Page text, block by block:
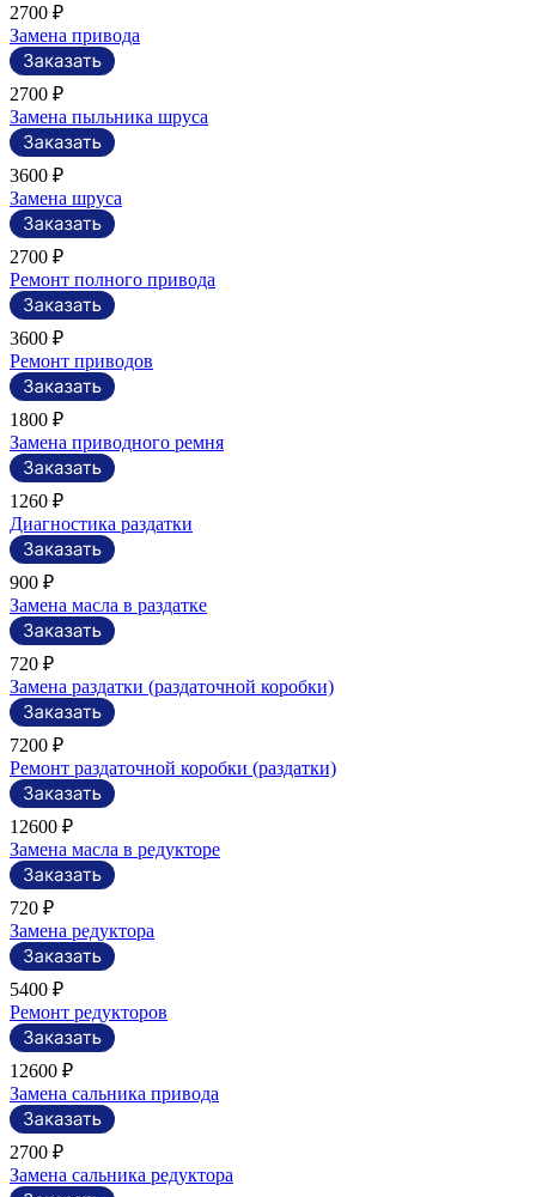
2700 ₽
Замена привода
2700 ₽
Замена пыльника шруса
3600 ₽
Замена шруса
2700 ₽
Ремонт полного привода
3600 ₽
Ремонт приводов
1800 ₽
Замена приводного ремня
1260 ₽
Диагностика раздатки
900 ₽
Замена масла в раздатке
720 ₽
Замена раздатки (раздаточной коробки)
7200 ₽
Ремонт раздаточной коробки (раздатки)
12600 ₽
Замена масла в редукторе
720 ₽
Замена редуктора
5400 ₽
Ремонт редукторов
12600 ₽
Замена сальника привода
2700 ₽
Замена сальника редуктора